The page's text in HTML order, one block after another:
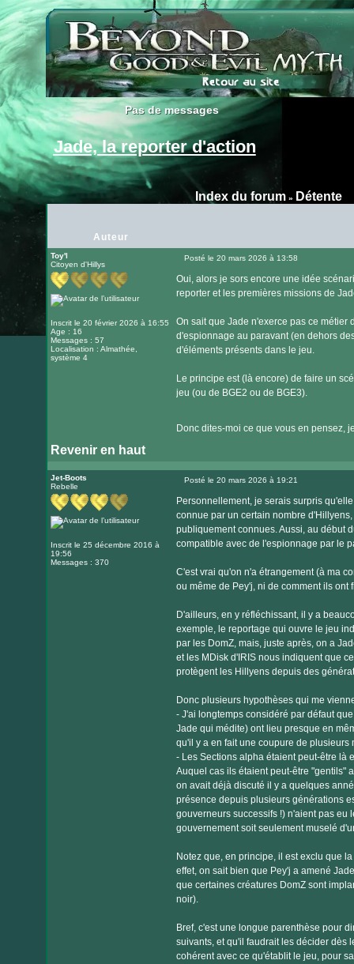
Pas de messages
Pas de messages
Jade, la reporter d'action
Index du forum» Détente
Auteur
Toy'l
Citoyen d'Hillys
Inscrit le 20 février 2026 à 16:55
Age : 16
Messages : 57
Localisation : Almathée,
système 4
Posté le 20 mars 2026 à 13:58
Oui, alors je sors encore une idée
reporter et les premières missions de
On sait que Jade n'exerce pas ce
d'espionnage au paravant (en dehors
d'éléments présents dans le jeu.
Le principe est (là encore) de faire un
jeu (ou de BGE2 ou de BGE3).
Donc dites-moi ce que vous en pensez,
Revenir en haut
Jet-Boots
Rebelle
Inscrit le 25 décembre 2016 à
19:56
Messages : 370
Posté le 20 mars 2026 à 19:21
Personnellement, je serais surpris
connue par un certain nombre
publiquement connues. Aussi, au début
compatible avec de l'espionnage par le
C'est vrai qu'on n'a étrangement (à ma
ou même de Pey'j, ni de comment ils ont
D'ailleurs, en y réfléchissant, il y a
exemple, le reportage qui ouvre le jeu
par les DomZ, mais, juste après, on a
et les MDisk d'IRIS nous indiquent que
protègent les Hillyens depuis des
Donc plusieurs hypothèses qui me
- J'ai longtemps considéré par défaut
Jade qui médite) ont lieu presque en
qu'il y a en fait une coupure de
- Les Sections alpha étaient peut-être là
Auquel cas ils étaient peut-être "gentils"
on avait déjà discuté il y a quelques
présence depuis plusieurs générations
gouverneurs successifs !) n'aient pas eu
gouvernement soit seulement muselé
Notez que, en principe, il est exclu que
effet, on sait bien que Pey'j a amené
que certaines créatures DomZ sont
noir).
Bref, c'est une longue parenthèse pour
suivants, et qu'il faudrait les décider dès
cohérent avec ce qu'établit le jeu, pour